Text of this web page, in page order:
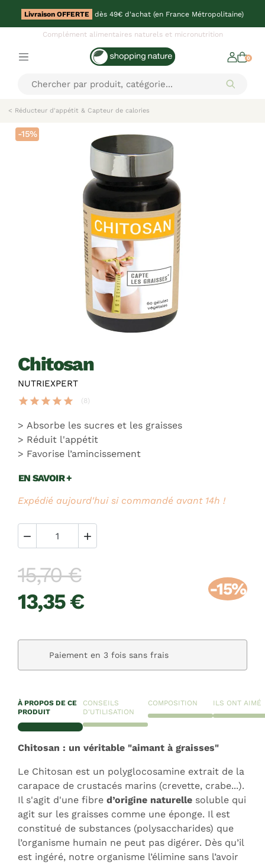
Livraison OFFERTE dès 49€ d'achat (en France Métropolitaine)
Complément alimentaires naturels et micronutrition
0
< Réducteur d'appétit & Capteur de calories
chitosan
NUTRIEXPERT
star star star star star (8)
Absorbe les sucres et les graisses
Réduit l'appétit
Favorise l’amincissement
EN SAVOIR +
Expédié aujourd'hui si commandé avant 14h !
 
15,70 €
13,35 €
-15%
Paiement en 3 fois sans frais
-15%
À PROPOS DE CE
PRODUIT
CONSEILS
D'UTILISATION
COMPOSITION ILS ONT AIMÉ
Chitosan : un véritable "aimant à graisses"
Le Chitosan est un polyglocosamine extrait de la
carapace de crustacés marins (crevette, crabe...).
Il s'agit d'une fibre d’origine naturelle soluble qui
agit sur les graisses comme une éponge. Il est
constitué de substances (polysaccharides) que
l’organisme humain ne peut pas digérer. Dès qu’il
est ingéré, notre organisme l’élimine sans l’avoir